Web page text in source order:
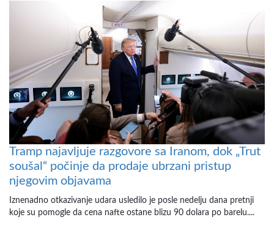
Tramp najavljuje razgovore sa Iranom, dok „Trut
soušal“ počinje da prodaje ubrzani pristup
njegovim objavama
Iznenadno otkazivanje udara usledilo je posle nedelju dana pretnji
koje su pomogle da cena nafte ostane blizu 90 dolara po barelu....